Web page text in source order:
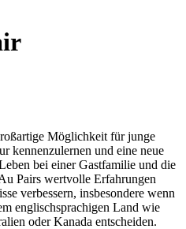
Möglichkeit für junge
kennenzulernen und eine neue
bei einer Gastfamilie und die
Pairs wertvolle Erfahrungen
verbessern, insbesondere wenn
englischsprachigen Land wie
oder Kanada entscheiden.